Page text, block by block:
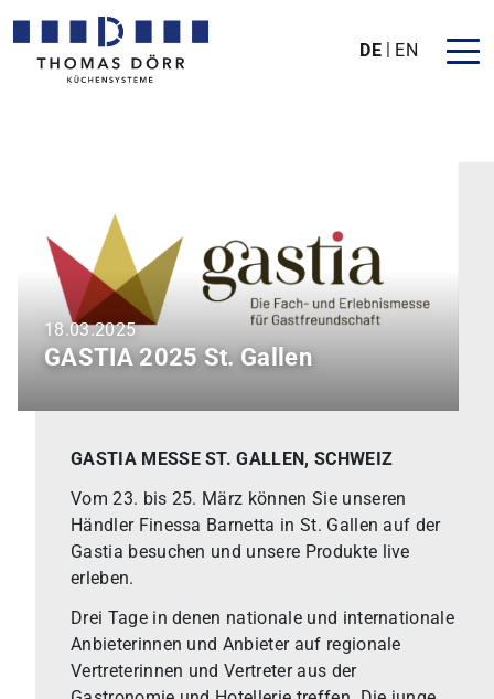
DE EN
18.03.2025
GASTIA 2025 St. Gallen
GASTIA MESSE ST. GALLEN, SCHWEIZ
Vom 23. bis 25. März können Sie unseren
Händler Finessa Barnetta in St. Gallen auf der
Gastia besuchen und unsere Produkte live
erleben.
Drei Tage in denen nationale und internationale
Anbieterinnen und Anbieter auf regionale
Vertreterinnen und Vertreter aus der